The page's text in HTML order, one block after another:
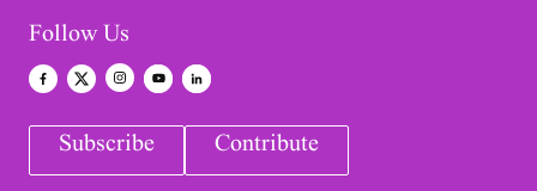
Follow Us
Subscribe Contribute